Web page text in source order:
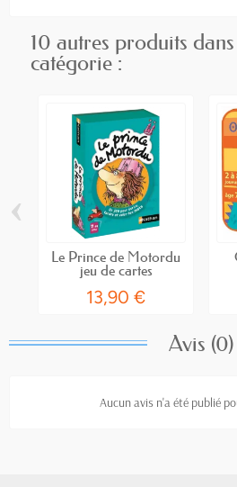
10 autres produits
catégorie :
Le Prince de Motordu
jeu de cartes
13,90 €
‹
Avis (0)
Aucun avis n'a été publié